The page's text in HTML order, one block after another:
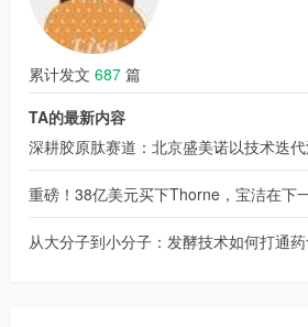
累计发文 687 篇
TA的最新内容
深耕胶原肽赛道：北京盛美诺以技术迭
重磅！38亿美元买下Thorne，宝洁在下
从大分子到小分子：发酵技术如何打通